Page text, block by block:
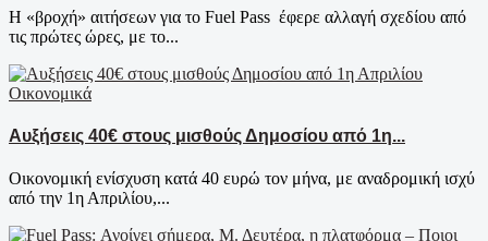
Η «βροχή» αιτήσεων για το Fuel Pass έφερε αλλαγή σχεδίου από
τις πρώτες ώρες, με το...
Οικονομικά
Αυξήσεις 40€ στους μισθούς Δημοσίου από 1η...
Οικονομική ενίσχυση κατά 40 ευρώ τον μήνα, με αναδρομική ισχύ
από την 1η Απριλίου,...